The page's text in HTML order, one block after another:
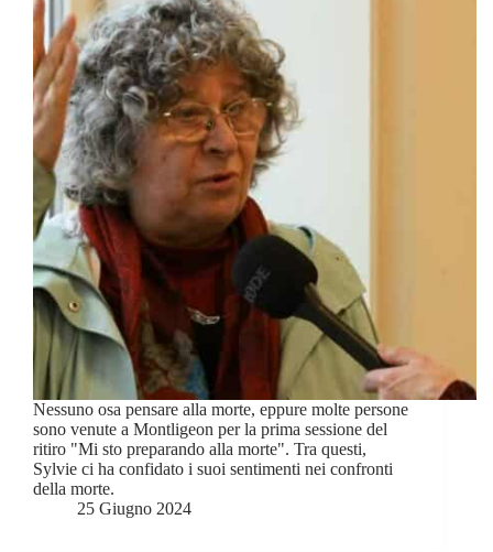
Nessuno osa pensare alla morte, eppure molte persone
sono venute a Montligeon per la prima sessione del
ritiro "Mi sto preparando alla morte". Tra questi,
Sylvie ci ha confidato i suoi sentimenti nei confronti
della morte.
25 Giugno 2024